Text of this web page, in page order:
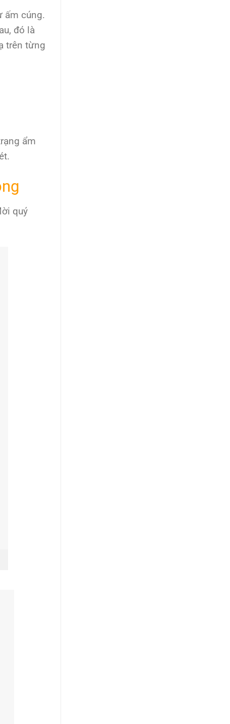
ấm cúng.
đó là
trên từng
ẩm
quý